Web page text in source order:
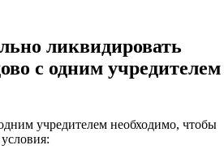
ликвидировать
с одним учредителем
учредителем необходимо, чтобы